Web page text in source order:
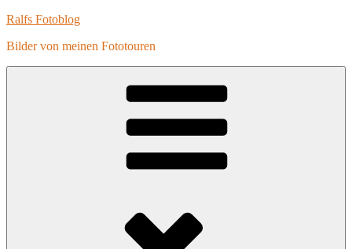
Zum
springen
Ralfs Fotoblog
Bilder von meinen Fototouren